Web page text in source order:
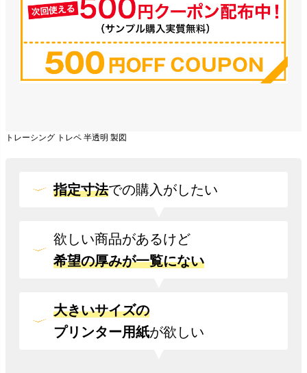
トレーシング トレペ 半透明 製図
指定寸法での購入がしたい
欲しい商品があるけど
希望の厚みが一覧にない
大きいサイズの
プリンター用紙が欲しい